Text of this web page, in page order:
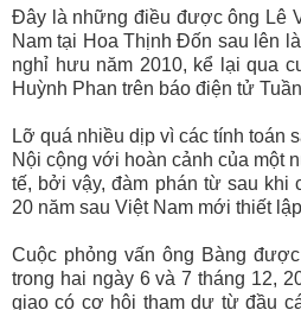
Ðây là những điều được ông Lê
Nam tại Hoa Thịnh Ðốn sau lên
nghỉ hưu năm 2010, kể lại qua
Huỳnh Phan trên báo điện tử
Lỡ quá nhiều dịp vì các tính toán
Nội cộng với hoàn cảnh của một
tế, bởi vậy, đàm phán từ sau khi
20 năm sau Việt Nam mới thiết
Cuộc phỏng vấn ông Bàng
trong hai ngày 6 và 7 tháng 12,
giao có cơ hội tham dự từ đầu